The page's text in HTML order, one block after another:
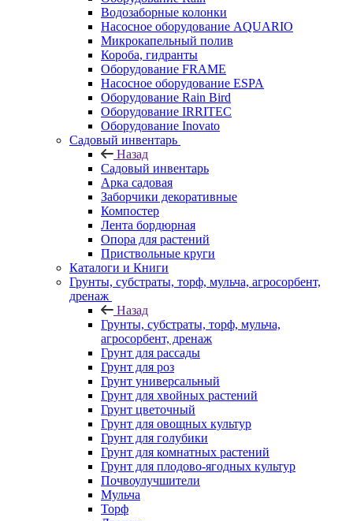
Водозаборные колонки
Насосное оборудование AQUARIO
Микрокапельный полив
Короба, гидранты
Оборудование FRAME
Насосное оборудование ESPA
Оборудование Rain Bird
Оборудование IRRITEC
Оборудование Inovato
Садовый инвентарь
Назад
Садовый инвентарь
Арка садовая
Заборчики декоративные
Компостер
Лента бордюрная
Опора для растений
Приствольные круги
Каталоги и Книги
Грунты, субстраты, торф, мульча, агросорбент,
дренаж
Назад
Грунты, субстраты, торф, мульча,
агросорбент, дренаж
Грунт для рассады
Грунт для роз
Грунт универсальный
Грунт для хвойных растений
Грунт цветочный
Грунт для овощных культур
Грунт для голубики
Грунт для комнатных растений
Грунт для плодово-ягодных культур
Почвоулучшители
Мульча
Торф